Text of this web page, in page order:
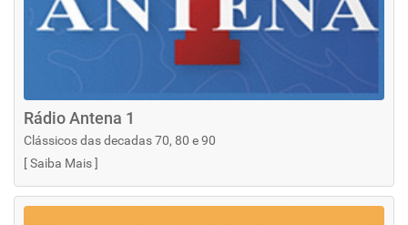
Rádio Antena 1
Clássicos das decadas 70, 80 e 90
[Saiba Mais]